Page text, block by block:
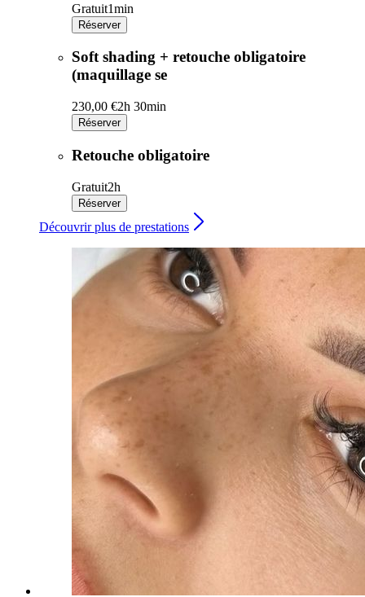
Gratuit1min
Réserver
Soft shading + retouche obligatoire
(maquillage se
230,00 €2h 30min
Réserver
Retouche obligatoire
Gratuit2h
Réserver
Découvrir plus de prestations